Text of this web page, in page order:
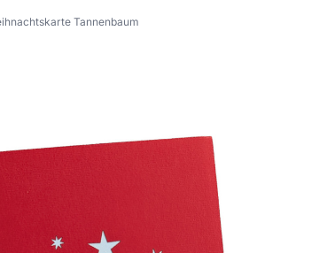
Tannenbaum